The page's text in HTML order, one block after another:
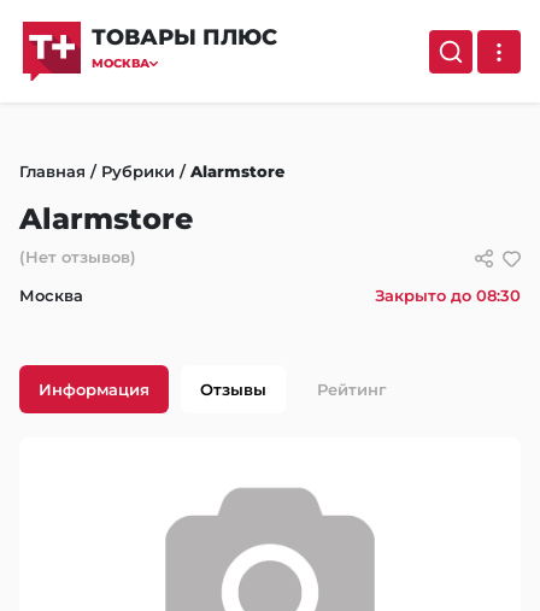
ТОВАРЫ ПЛЮС
МОСКВА
Главная / Рубрики /Alarmstore
Alarmstore
(Нет отзывов)
Москва
Закрыто до 08:30
Информация Отзывы Рейтинг